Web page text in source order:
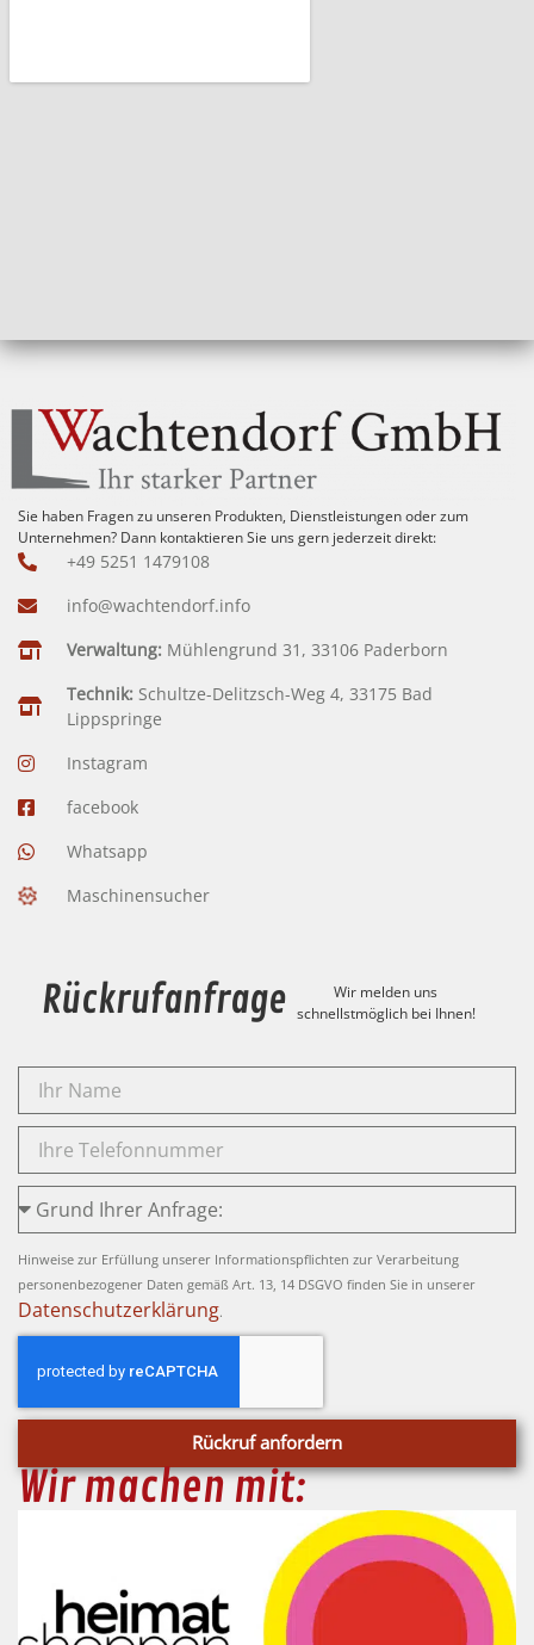
Sie haben Fragen zu unseren Produkten, Dienstleistungen oder zum
Unternehmen? Dann kontaktieren Sie uns gern jederzeit direkt:
+49 5251 1479108
info@wachtendorf.info
Verwaltung: Mühlengrund 31, 33106 Paderborn
Technik: Schultze-Delitzsch-Weg 4, 33175 Bad
Lippspringe
Instagram
facebook
Whatsapp
Maschinensucher
Rückrufanfrage
Wir melden uns
schnellstmöglich bei Ihnen!
Hinweise zur Erfüllung unserer Informationspflichten zur Verarbeitung
personenbezogener Daten gemäß Art. 13, 14 DSGVO finden Sie in unserer
Datenschutzerklärung.
Rückruf anfordern
Wir machen mit: